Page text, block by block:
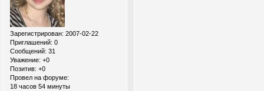
Зарегистрирован: 2007-02-22
Приглашений: 0
Сообщений: 31
Уважение: +0
Позитив: +0
Провел на форуме:
18 часов 54 минуты